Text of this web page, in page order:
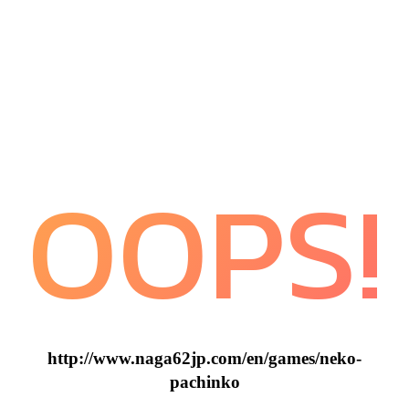
OOPS!
http://www.naga62jp.com/en/games/neko-
pachinko